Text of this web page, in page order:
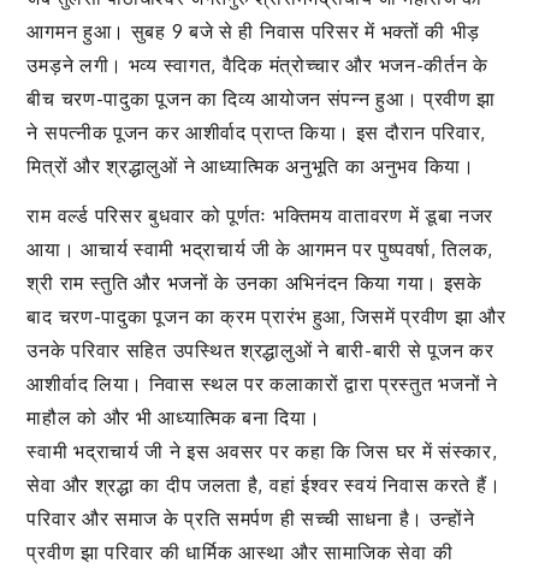
आगमन हुआ। सुबह 9 बजे से ही निवास परिसर में भक्तों की भीड़
उमड़ने लगी। भव्य स्वागत, वैदिक मंत्रोच्चार और भजन-कीर्तन के
बीच चरण-पादुका पूजन का दिव्य आयोजन संपन्न हुआ। प्रवीण झा
ने सपत्नीक पूजन कर आशीर्वाद प्राप्त किया। इस दौरान परिवार,
मित्रों और श्रद्धालुओं ने आध्यात्मिक अनुभूति का अनुभव किया।
राम वर्ल्ड परिसर बुधवार को पूर्णतः भक्तिमय वातावरण में डूबा नजर
आया। आचार्य स्वामी भद्राचार्य जी के आगमन पर पुष्पवर्षा, तिलक,
श्री राम स्तुति और भजनों के उनका अभिनंदन किया गया। इसके
बाद चरण-पादुका पूजन का क्रम प्रारंभ हुआ, जिसमें प्रवीण झा और
उनके परिवार सहित उपस्थित श्रद्धालुओं ने बारी-बारी से पूजन कर
आशीर्वाद लिया। निवास स्थल पर कलाकारों द्वारा प्रस्तुत भजनों ने
माहौल को और भी आध्यात्मिक बना दिया।
स्वामी भद्राचार्य जी ने इस अवसर पर कहा कि जिस घर में संस्कार,
सेवा और श्रद्धा का दीप जलता है, वहां ईश्वर स्वयं निवास करते हैं।
परिवार और समाज के प्रति समर्पण ही सच्ची साधना है। उन्होंने
प्रवीण झा परिवार की धार्मिक आस्था और सामाजिक सेवा की